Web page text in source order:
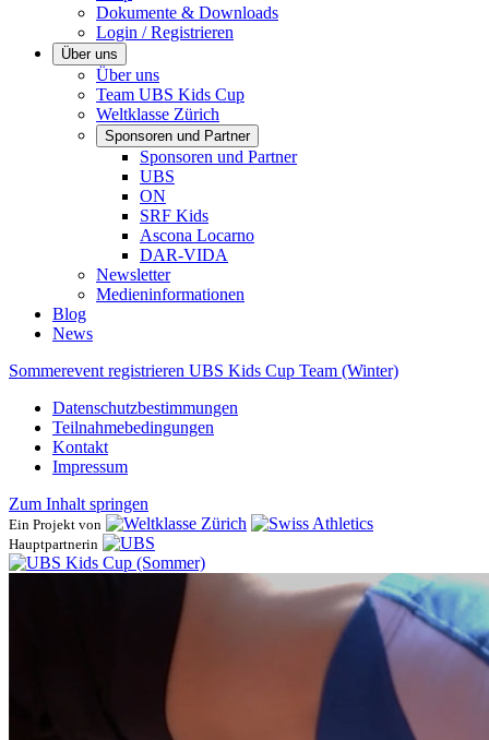
Dokumente & Downloads
Login / Registrieren
Über uns
Über uns
Team UBS Kids Cup
Weltklasse Zürich
Sponsoren und Partner
Sponsoren und Partner
UBS
ON
SRF Kids
Ascona ​Locarno
DAR-VIDA
Newsletter
Medieninformationen
Blog
News
Sommerevent registrieren UBS Kids Cup Team (Winter)
Datenschutzbestimmungen
Teilnahmebedingungen
Kontakt
Impressum
Zum Inhalt springen
Ein Projekt von
Hauptpartnerin